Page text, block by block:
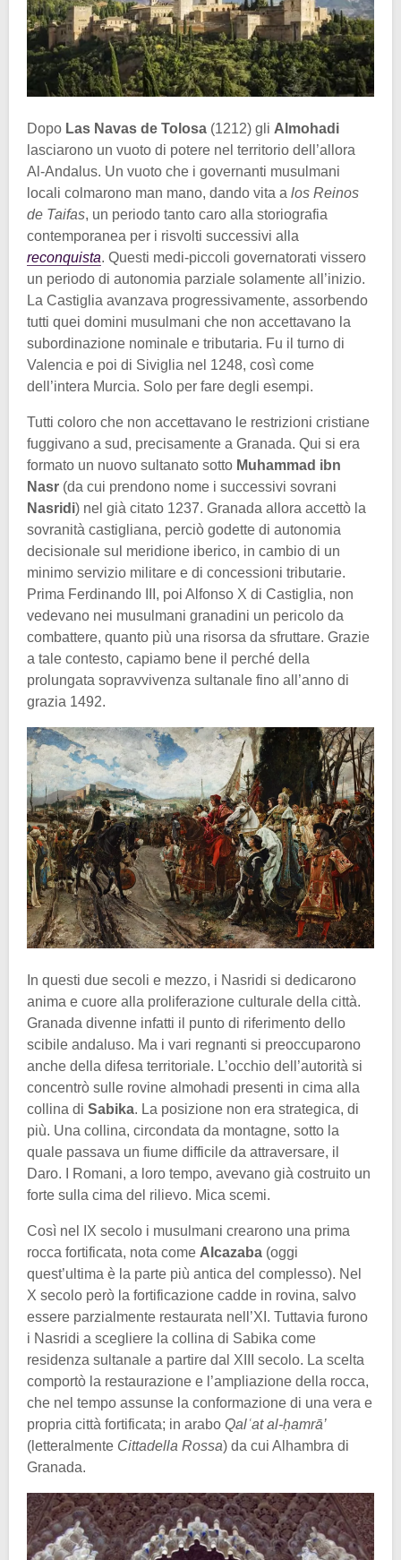
Dopo Las Navas de Tolosa (1212) gli Almohadi
lasciarono un vuoto di potere nel territorio dell’allora
Al-Andalus. Un vuoto che i governanti musulmani
locali colmarono man mano, dando vita a los Reinos
de Taifas, un periodo tanto caro alla storiografia
contemporanea per i risvolti successivi alla
reconquista. Questi medi-piccoli governatorati vissero
un periodo di autonomia parziale solamente all’inizio.
La Castiglia avanzava progressivamente, assorbendo
tutti quei domini musulmani che non accettavano la
subordinazione nominale e tributaria. Fu il turno di
Valencia e poi di Siviglia nel 1248, così come
dell’intera Murcia. Solo per fare degli esempi.
Tutti coloro che non accettavano le restrizioni cristiane
fuggivano a sud, precisamente a Granada. Qui si era
formato un nuovo sultanato sotto Muhammad ibn
Nasr (da cui prendono nome i successivi sovrani
Nasridi) nel già citato 1237. Granada allora accettò la
sovranità castigliana, perciò godette di autonomia
decisionale sul meridione iberico, in cambio di un
minimo servizio militare e di concessioni tributarie.
Prima Ferdinando III, poi Alfonso X di Castiglia, non
vedevano nei musulmani granadini un pericolo da
combattere, quanto più una risorsa da sfruttare. Grazie
a tale contesto, capiamo bene il perché della
prolungata sopravvivenza sultanale fino all’anno di
grazia 1492.
In questi due secoli e mezzo, i Nasridi si dedicarono
anima e cuore alla proliferazione culturale della città.
Granada divenne infatti il punto di riferimento dello
scibile andaluso. Ma i vari regnanti si preoccuparono
anche della difesa territoriale. L’occhio dell’autorità si
concentrò sulle rovine almohadi presenti in cima alla
collina di Sabika. La posizione non era strategica, di
più. Una collina, circondata da montagne, sotto la
quale passava un fiume difficile da attraversare, il
Daro. I Romani, a loro tempo, avevano già costruito un
forte sulla cima del rilievo. Mica scemi.
Così nel IX secolo i musulmani crearono una prima
rocca fortificata, nota come Alcazaba (oggi
quest’ultima è la parte più antica del complesso). Nel
X secolo però la fortificazione cadde in rovina, salvo
essere parzialmente restaurata nell’XI. Tuttavia furono
i Nasridi a scegliere la collina di Sabika come
residenza sultanale a partire dal XIII secolo. La scelta
comportò la restaurazione e l’ampliazione della rocca,
che nel tempo assunse la conformazione di una vera e
propria città fortificata; in arabo Qalʿat al-ḥamrā’
(letteralmente Cittadella Rossa) da cui Alhambra di
Granada.